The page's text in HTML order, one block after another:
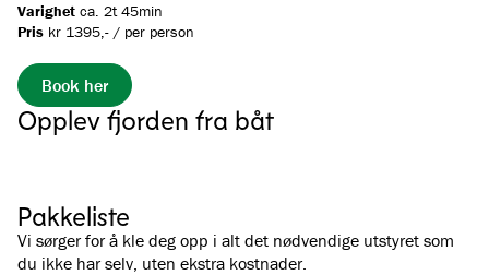
Varighet ca. 2t 45min
Pris kr 1395,- / per person
Book her
Opplev fjorden fra båt
Pakkeliste
Vi sørger for å kle deg opp i alt det nødvendige utstyret som
du ikke har selv, uten ekstra kostnader.